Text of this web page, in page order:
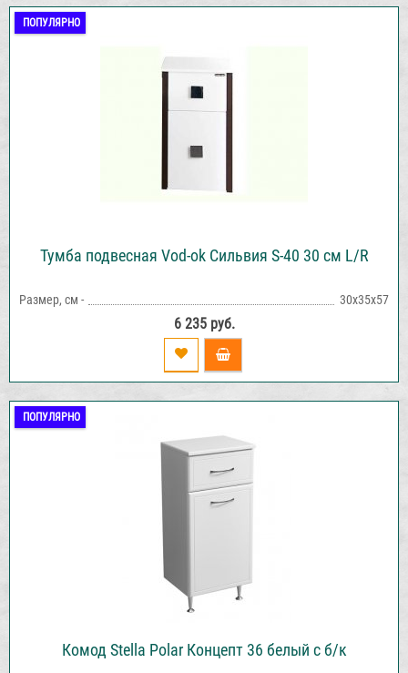
ПОПУЛЯРНО
Тумба подвесная Vod-ok Сильвия S-40 30 см L/R
Размер, см - 30х35х57
6 235 руб.
ПОПУЛЯРНО
Комод Stella Polar Концепт 36 белый с б/к